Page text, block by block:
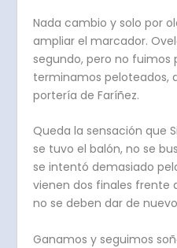
Nada cambio y solo por
ampliar el marcador.
segundo, pero no fuimos
terminamos peloteados,
portería de Faríñez.
Queda la sensación que
se tuvo el balón, no se
se intentó demasiado
vienen dos finales frente
no se deben dar de
Ganamos y seguimos